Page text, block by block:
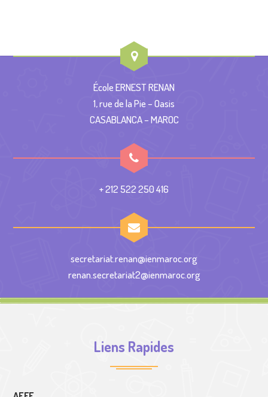
École ERNEST RENAN
1, rue de la Pie – Oasis
CASABLANCA – MAROC
+ 212 522 250 416
secretariat.renan@ienmaroc.org
renan.secretariat2@ienmaroc.org
Liens Rapides